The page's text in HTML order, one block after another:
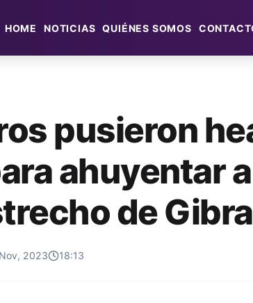
HOME NOTICIAS QUIÉNES SOMOS
pusieron
ahuyentar
de
2023 18:13